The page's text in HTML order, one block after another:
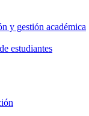
y gestión académica
estudiantes